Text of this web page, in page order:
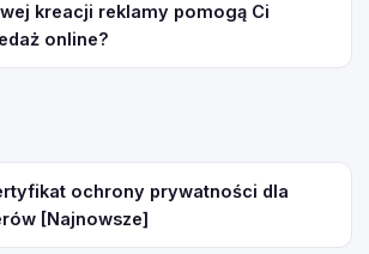
kreacji reklamy pomogą Ci
online?
ochrony prywatności dla
[Najnowsze]